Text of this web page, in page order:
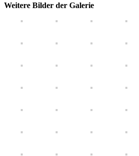
Weitere Bilder der Galerie